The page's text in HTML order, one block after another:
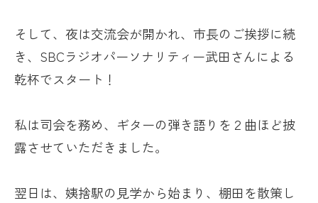
そして、夜は交流会が開かれ、市長のご挨拶に続
き、 SBCラジオパーソナリティー武田さんによる
乾杯でスタート！
私は司会を務め、ギターの弾き語りを２曲ほど披
露させていただきました。
翌日は、姨捨駅の見学から始まり、棚田を散策し